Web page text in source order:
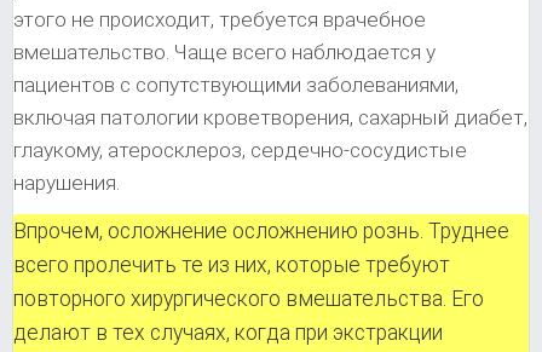
этого не происходит, требуется врачебное
вмешательство. Чаще всего наблюдается у
пациентов с сопутствующими заболеваниями,
включая патологии кроветворения, сахарный диабет,
глаукому, атеросклероз, сердечно-сосудистые
нарушения.
Впрочем, осложнение осложнению рознь. Труднее
всего пролечить те из них, которые требуют
повторного хирургического вмешательства. Его
делают в тех случаях, когда при экстракции